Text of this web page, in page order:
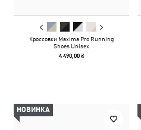
Кроссовки Maxima Pro Running
Shoes Unisex
4 490,00 ₴
НОВИНКА